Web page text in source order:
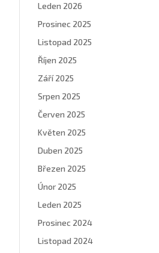
Leden 2026
Prosinec 2025
Listopad 2025
Říjen 2025
Září 2025
Srpen 2025
Červen 2025
Květen 2025
Duben 2025
Březen 2025
Únor 2025
Leden 2025
Prosinec 2024
Listopad 2024